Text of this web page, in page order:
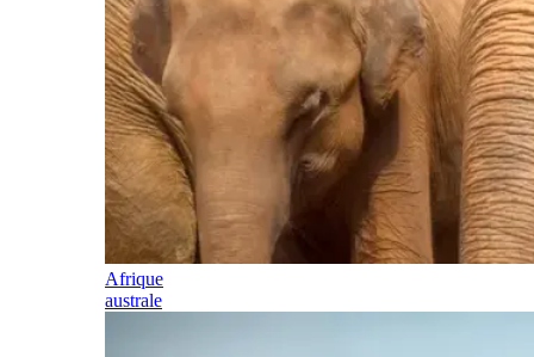
Afrique
australe